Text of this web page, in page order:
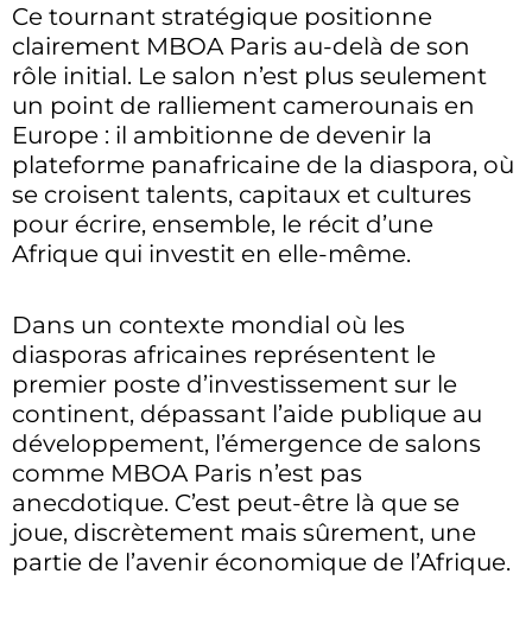
Ce tournant stratégique positionne
clairement MBOA Paris au-delà de son
rôle initial. Le salon n’est plus seulement
un point de ralliement camerounais en
Europe : il ambitionne de devenir la
plateforme panafricaine de la diaspora, où
se croisent talents, capitaux et cultures
pour écrire, ensemble, le récit d’une
Afrique qui investit en elle-même.
Dans un contexte mondial où les
diasporas africaines représentent le
premier poste d’investissement sur le
continent, dépassant l’aide publique au
développement, l’émergence de salons
comme MBOA Paris n’est pas
anecdotique. C’est peut-être là que se
joue, discrètement mais sûrement, une
partie de l’avenir économique de l’Afrique.